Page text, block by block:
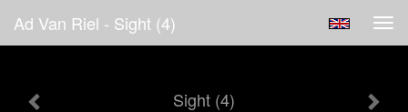
Ad Van Riel - Sight (4)
Sight (4)